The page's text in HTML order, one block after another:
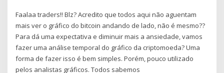
Faalaa traders!! Blz? Acredito que todos aqui não aguentam
mais ver o gráfico do bitcoin andando de lado, não é mesmo??
Para dá uma expectativa e diminuir mais a ansiedade, vamos
fazer uma análise temporal do gráfico da criptomoeda? Uma
forma de fazer isso é bem simples. Porém, pouco utilizado
pelos analistas gráficos. Todos sabemos